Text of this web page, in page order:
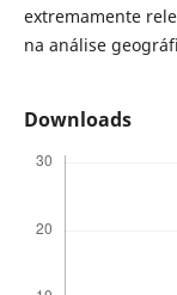
extremamente
na análise
Downloads